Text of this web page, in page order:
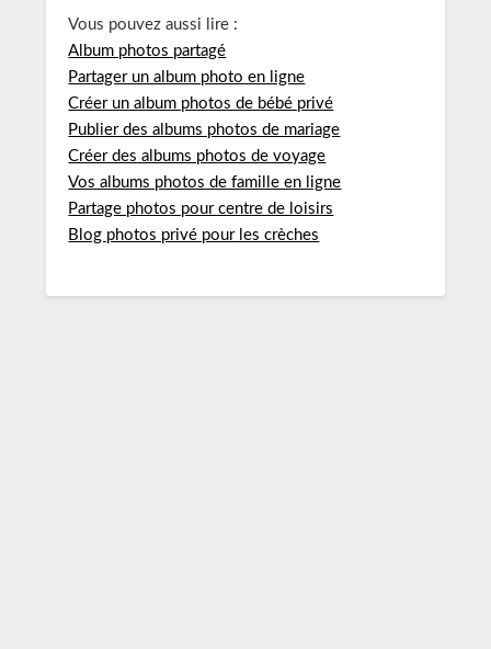
Vous pouvez aussi lire :
Album photos partagé
Partager un album photo en ligne
Créer un album photos de bébé privé
Publier des albums photos de mariage
Créer des albums photos de voyage
Vos albums photos de famille en ligne
Partage photos pour centre de loisirs
Blog photos privé pour les crèches